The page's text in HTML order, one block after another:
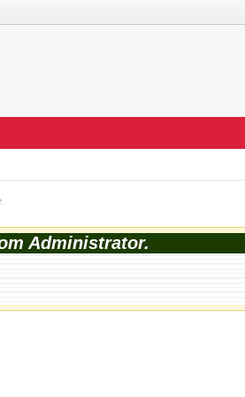
Administrator.